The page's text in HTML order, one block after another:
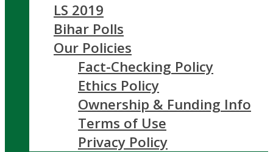
LS 2019
Bihar Polls
Our Policies
Fact-Checking Policy
Ethics Policy
Ownership & Funding Info
Terms of Use
Privacy Policy